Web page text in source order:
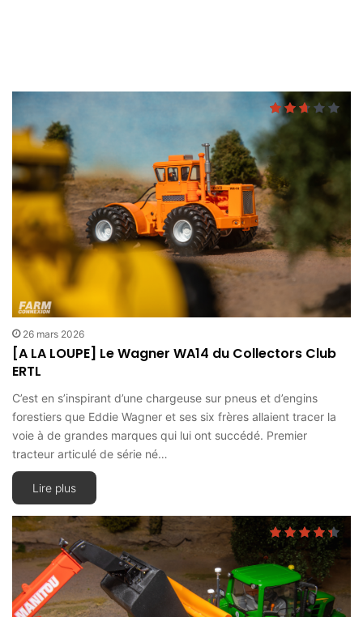
26 mars 2026
[A LA LOUPE] Le Wagner WA14 du Collectors Club
ERTL
C’est en s’inspirant d’une chargeuse sur pneus et d’engins
forestiers que Eddie Wagner et ses six frères allaient tracer la
voie à de grandes marques qui lui ont succédé. Premier
tracteur articulé de série né…
Lire plus